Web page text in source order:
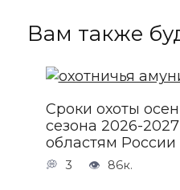
Вам также
Сроки охоты
сезона 2026-
областям России
3 86к.